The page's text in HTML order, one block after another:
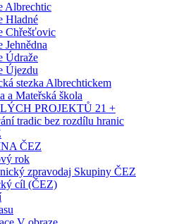
Albrechtic
Hladné
Chřešťovic
Jehnědna
Údraže
Újezdu
stezka Albrechtickem
a Mateřská škola
PROJEKTŮ 21 +
tradic bez rozdílu hranic
ČEZ
rok
zpravodaj Skupiny ČEZ
cíl (ČEZ)